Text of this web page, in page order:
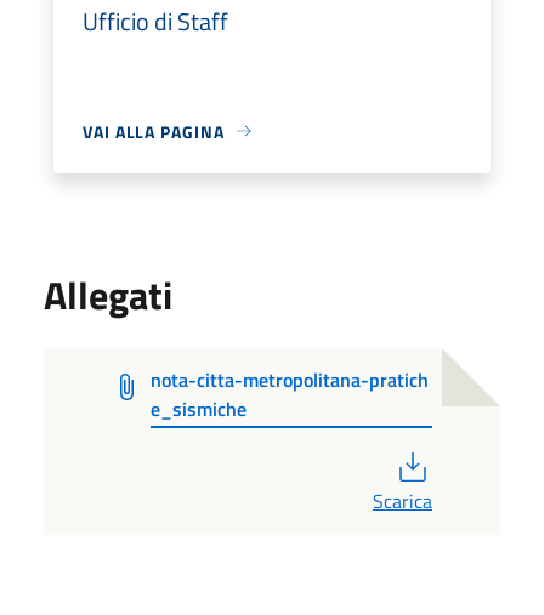
Ufficio di Staff
VAI ALLA PAGINA
Allegati
nota-citta-metropolitana-pratich
e_sismiche
Scarica